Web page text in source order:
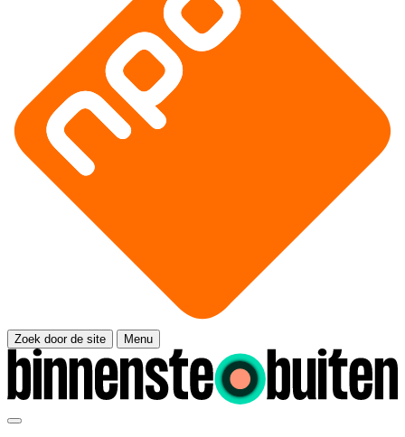
Zoek door de site Menu